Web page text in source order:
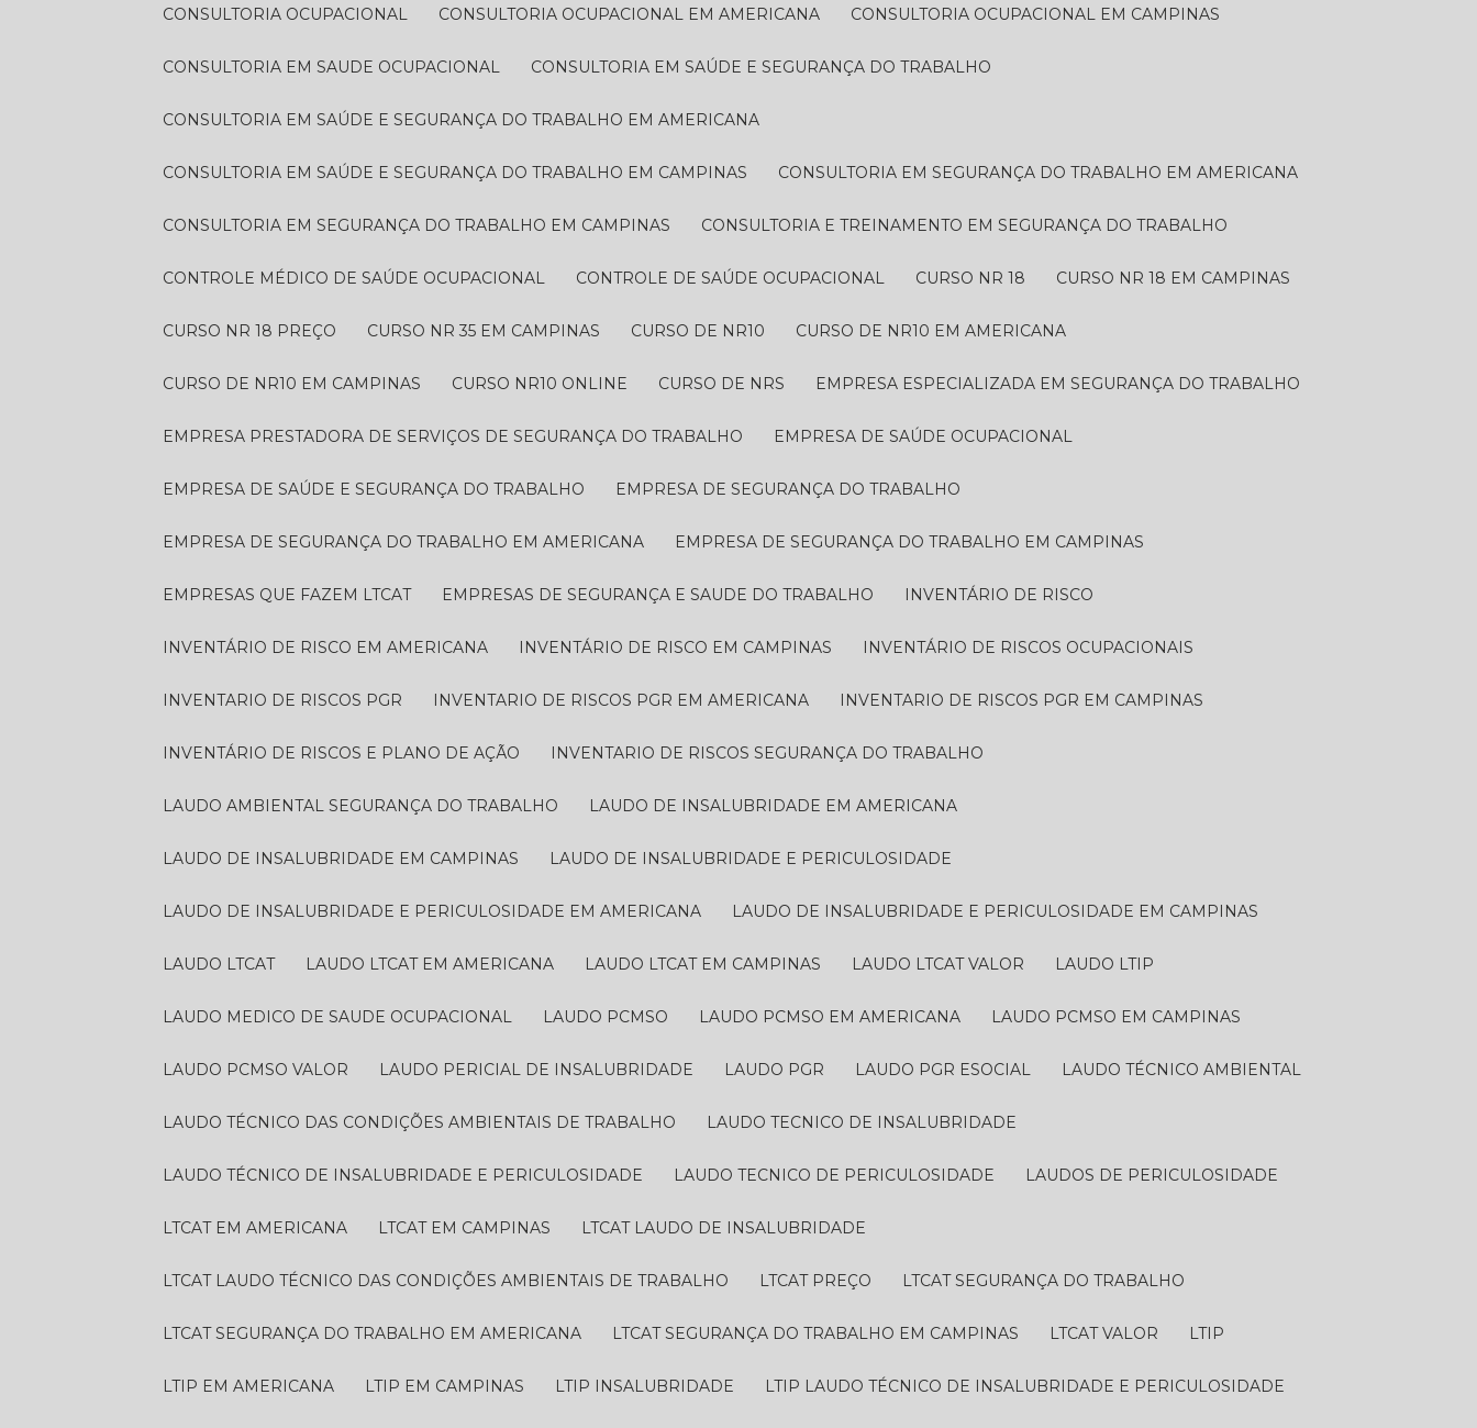
CONSULTORIA OCUPACIONAL CONSULTORIA OCUPACIONAL EM AMERICANA CONSULTORIA OCUPACIONAL EM CAMPINAS
CONSULTORIA EM SAUDE OCUPACIONAL CONSULTORIA EM SAÚDE E SEGURANÇA DO TRABALHO
CONSULTORIA EM SAÚDE E SEGURANÇA DO TRABALHO EM AMERICANA
CONSULTORIA EM SAÚDE E SEGURANÇA DO TRABALHO EM CAMPINAS CONSULTORIA EM SEGURANÇA DO TRABALHO EM AMERICANA
CONSULTORIA EM SEGURANÇA DO TRABALHO EM CAMPINAS CONSULTORIA E TREINAMENTO EM SEGURANÇA DO TRABALHO
CONTROLE MÉDICO DE SAÚDE OCUPACIONAL CONTROLE DE SAÚDE OCUPACIONAL CURSO NR 18 CURSO NR 18 EM CAMPINAS
CURSO NR 18 PREÇO CURSO NR 35 EM CAMPINAS CURSO DE NR10 CURSO DE NR10 EM AMERICANA
CURSO DE NR10 EM CAMPINAS CURSO NR10 ONLINE CURSO DE NRS EMPRESA ESPECIALIZADA EM SEGURANÇA DO TRABALHO
EMPRESA PRESTADORA DE SERVIÇOS DE SEGURANÇA DO TRABALHO EMPRESA DE SAÚDE OCUPACIONAL
EMPRESA DE SAÚDE E SEGURANÇA DO TRABALHO EMPRESA DE SEGURANÇA DO TRABALHO
EMPRESA DE SEGURANÇA DO TRABALHO EM AMERICANA EMPRESA DE SEGURANÇA DO TRABALHO EM CAMPINAS
EMPRESAS QUE FAZEM LTCAT EMPRESAS DE SEGURANÇA E SAUDE DO TRABALHO INVENTÁRIO DE RISCO
INVENTÁRIO DE RISCO EM AMERICANA INVENTÁRIO DE RISCO EM CAMPINAS INVENTÁRIO DE RISCOS OCUPACIONAIS
INVENTARIO DE RISCOS PGR INVENTARIO DE RISCOS PGR EM AMERICANA INVENTARIO DE RISCOS PGR EM CAMPINAS
INVENTÁRIO DE RISCOS E PLANO DE AÇÃO INVENTARIO DE RISCOS SEGURANÇA DO TRABALHO
LAUDO AMBIENTAL SEGURANÇA DO TRABALHO LAUDO DE INSALUBRIDADE EM AMERICANA
LAUDO DE INSALUBRIDADE EM CAMPINAS LAUDO DE INSALUBRIDADE E PERICULOSIDADE
LAUDO DE INSALUBRIDADE E PERICULOSIDADE EM AMERICANA LAUDO DE INSALUBRIDADE E PERICULOSIDADE EM CAMPINAS
LAUDO LTCAT LAUDO LTCAT EM AMERICANA LAUDO LTCAT EM CAMPINAS LAUDO LTCAT VALOR LAUDO LTIP
LAUDO MEDICO DE SAUDE OCUPACIONAL LAUDO PCMSO LAUDO PCMSO EM AMERICANA LAUDO PCMSO EM CAMPINAS
LAUDO PCMSO VALOR LAUDO PERICIAL DE INSALUBRIDADE LAUDO PGR LAUDO PGR ESOCIAL LAUDO TÉCNICO AMBIENTAL
LAUDO TÉCNICO DAS CONDIÇÕES AMBIENTAIS DE TRABALHO LAUDO TECNICO DE INSALUBRIDADE
LAUDO TÉCNICO DE INSALUBRIDADE E PERICULOSIDADE LAUDO TECNICO DE PERICULOSIDADE LAUDOS DE PERICULOSIDADE
LTCAT EM AMERICANA LTCAT EM CAMPINAS LTCAT LAUDO DE INSALUBRIDADE
LTCAT LAUDO TÉCNICO DAS CONDIÇÕES AMBIENTAIS DE TRABALHO LTCAT PREÇO LTCAT SEGURANÇA DO TRABALHO
LTCAT SEGURANÇA DO TRABALHO EM AMERICANA LTCAT SEGURANÇA DO TRABALHO EM CAMPINAS LTCAT VALOR LTIP
LTIP EM AMERICANA LTIP EM CAMPINAS LTIP INSALUBRIDADE LTIP LAUDO TÉCNICO DE INSALUBRIDADE E PERICULOSIDADE